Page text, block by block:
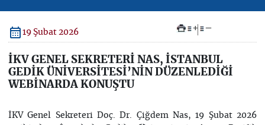
19 Şubat 2026 + –
İKV GENEL SEKRETERİ NAS, İSTANBUL
GEDİK ÜNİVERSİTESİ’NİN DÜZENLEDİĞİ
WEBİNARDA KONUŞTU
İKV Genel Sekreteri Doç. Dr. Çiğdem Nas, 19 Şubat 2026